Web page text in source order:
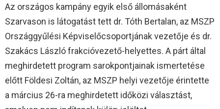
Az országos kampány egyik első állomásaként
Szarvason is látogatást tett dr. Tóth Bertalan, az MSZP
Országgyűlési Képviselőcsoportjának vezetője és dr.
Szakács László frakcióvezető-helyettes. A párt által
meghirdetett program sarokpontjainak ismertetése
előtt Földesi Zoltán, az MSZP helyi vezetője érintette
a március 26-ra meghirdetett időközi választást,